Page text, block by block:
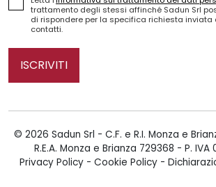
trattamento degli stessi affinché Sadun Srl
di rispondere per la specifica richiesta
contatti.
ISCRIVITI
© 2026 Sadun Srl - C.F. e R.I. Monza e
R.E.A. Monza e Brianza 729368 - P.
Privacy Policy - Cookie Policy -